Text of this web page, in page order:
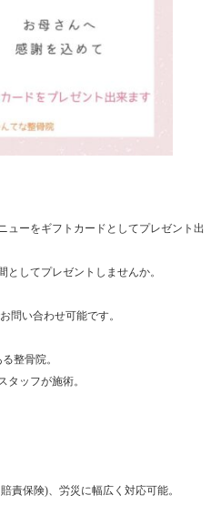
ューをギフトカードとしてプレゼント出
としてプレゼントしませんか。
問い合わせ可能です。
整骨院。
タッフが施術。
責保険)、労災に幅広く対応可能。